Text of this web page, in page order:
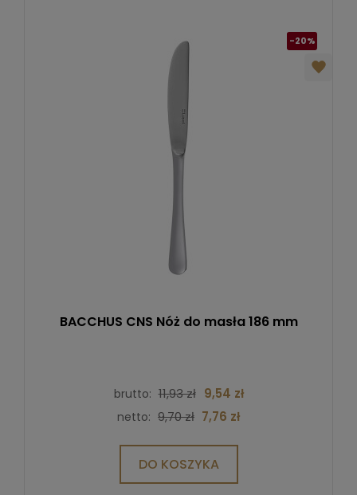
-20%
BACCHUS CNS Nóż do masła 186 mm
brutto: 11,93 zł 9,54 zł
netto: 9,70 zł 7,76 zł
DO KOSZYKA